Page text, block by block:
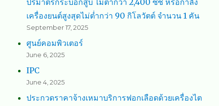
ปริมาตรกระบอกสูบ ไม่ต่ำกว่า 2,400 ซีซี หรือกำลัง
เครื่องยนต์สูงสุดไม่ต่ำกว่า 90 กิโลวัตต์ จำนวน 1 คัน
September 17, 2025
ศูนย์คอมพิวเตอร์
June 6, 2025
IPC
June 4, 2025
ประกวดราคาจ้างเหมาบริการฟอกเลือดด้วยเครื่องไต